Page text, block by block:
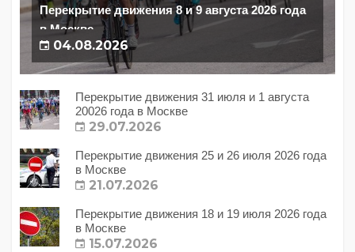
Перекрытие движения 8 и 9 августа 2026 года
в Москве
04.08.2026
Перекрытие движения 31 июля и 1 августа
20026 года в Москве
29.07.2026
Перекрытие движения 25 и 26 июля 2026 года
в Москве
21.07.2026
Перекрытие движения 18 и 19 июля 2026 года
в Москве
15.07.2026